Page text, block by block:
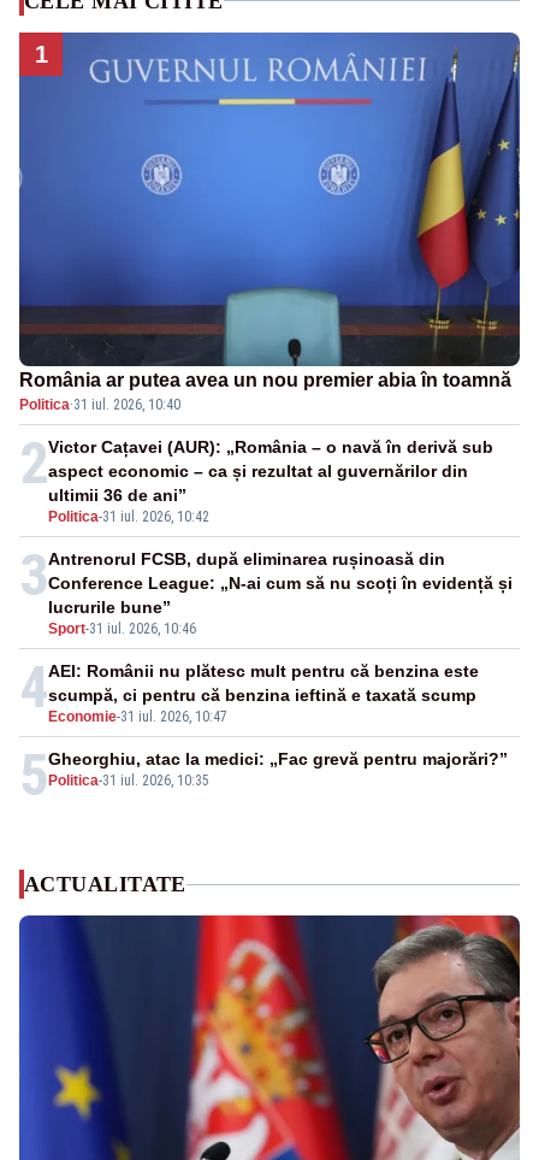
1
România ar putea avea un nou premier abia în toamnă
Politica·31 iul. 2026, 10:40
2
Politica-31 iul. 2026, 10:42
Victor Cațavei (AUR): „România – o navă în derivă sub
aspect economic – ca și rezultat al guvernărilor din
ultimii 36 de ani”
3
Sport-31 iul. 2026, 10:46
Antrenorul FCSB, după eliminarea rușinoasă din
Conference League: „N-ai cum să nu scoți în evidență și
lucrurile bune”
4 Economie-31 iul. 2026, 10:47
AEI: Românii nu plătesc mult pentru că benzina este
scumpă, ci pentru că benzina ieftină e taxată scump
5 Politica-31 iul. 2026, 10:35
Gheorghiu, atac la medici: „Fac grevă pentru majorări?”
ACTUALITATE